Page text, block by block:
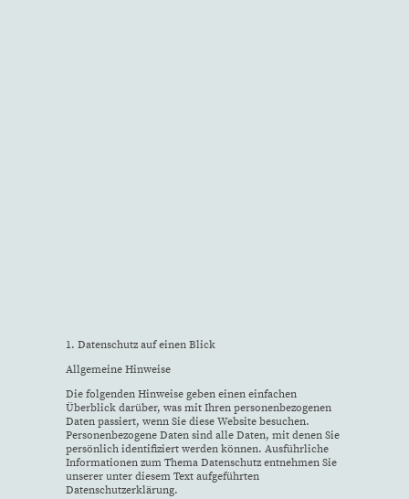
1. Datenschutz auf einen Blick
Allgemeine Hinweise
Die folgenden Hinweise geben einen einfachen
Überblick darüber, was mit Ihren personenbezogenen
Daten passiert, wenn Sie diese Website besuchen.
Personenbezogene Daten sind alle Daten, mit denen Sie
persönlich identifiziert werden können. Ausführliche
Informationen zum Thema Datenschutz entnehmen Sie
unserer unter diesem Text aufgeführten
Datenschutzerklärung.